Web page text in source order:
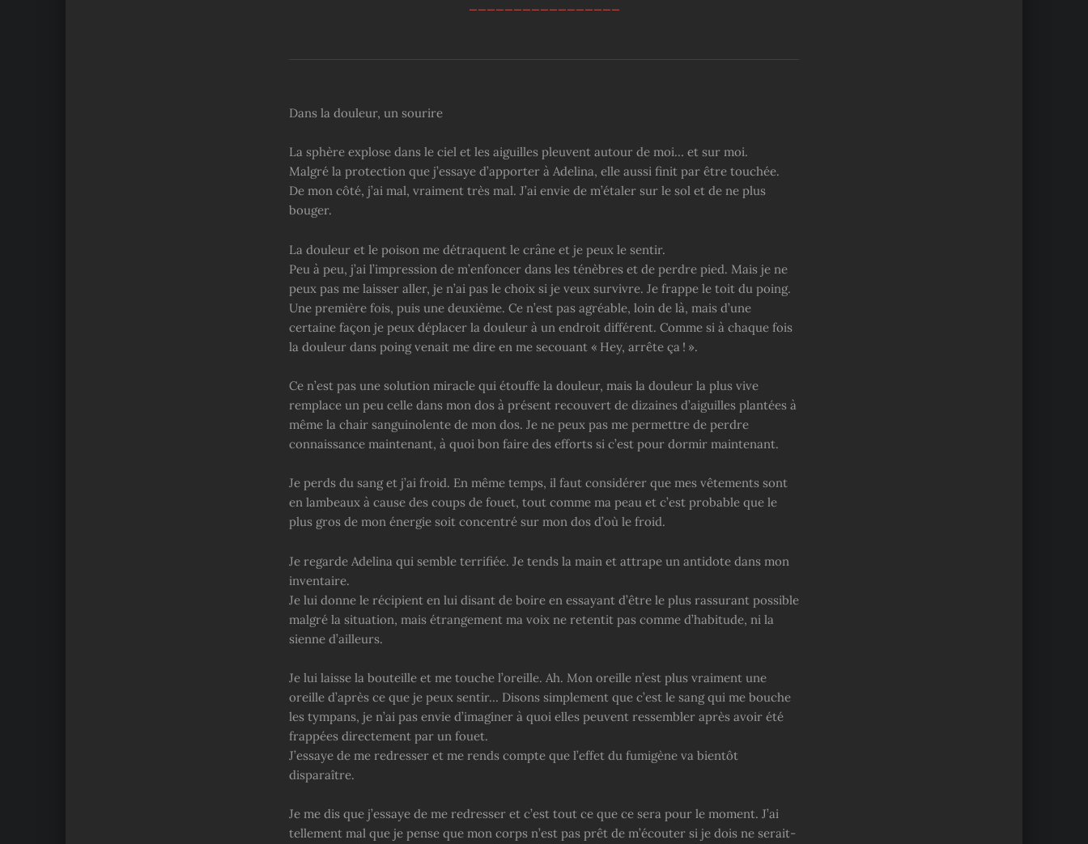
Dans la douleur, un sourire
La sphère explose dans le ciel et les aiguilles pleuvent autour de moi… et sur moi.
Malgré la protection que j’essaye d’apporter à Adelina, elle aussi finit par être touchée.
De mon côté, j’ai mal, vraiment très mal. J’ai envie de m’étaler sur le sol et de ne plus
bouger.
La douleur et le poison me détraquent le crâne et je peux le sentir.
Peu à peu, j’ai l’impression de m’enfoncer dans les ténèbres et de perdre pied. Mais je ne
peux pas me laisser aller, je n’ai pas le choix si je veux survivre. Je frappe le toit du poing.
Une première fois, puis une deuxième. Ce n’est pas agréable, loin de là, mais d’une
certaine façon je peux déplacer la douleur à un endroit différent. Comme si à chaque fois
la douleur dans poing venait me dire en me secouant « Hey, arrête ça ! ».
Ce n’est pas une solution miracle qui étouffe la douleur, mais la douleur la plus vive
remplace un peu celle dans mon dos à présent recouvert de dizaines d’aiguilles plantées à
même la chair sanguinolente de mon dos. Je ne peux pas me permettre de perdre
connaissance maintenant, à quoi bon faire des efforts si c’est pour dormir maintenant.
Je perds du sang et j’ai froid. En même temps, il faut considérer que mes vêtements sont
en lambeaux à cause des coups de fouet, tout comme ma peau et c’est probable que le
plus gros de mon énergie soit concentré sur mon dos d’où le froid.
Je regarde Adelina qui semble terrifiée. Je tends la main et attrape un antidote dans mon
inventaire.
Je lui donne le récipient en lui disant de boire en essayant d’être le plus rassurant possible
malgré la situation, mais étrangement ma voix ne retentit pas comme d’habitude, ni la
sienne d’ailleurs.
Je lui laisse la bouteille et me touche l’oreille. Ah. Mon oreille n’est plus vraiment une
oreille d’après ce que je peux sentir… Disons simplement que c’est le sang qui me bouche
les tympans, je n’ai pas envie d’imaginer à quoi elles peuvent ressembler après avoir été
frappées directement par un fouet.
J’essaye de me redresser et me rends compte que l’effet du fumigène va bientôt
disparaître.
Je me dis que j’essaye de me redresser et c’est tout ce que ce sera pour le moment. J’ai
tellement mal que je pense que mon corps n’est pas prêt de m’écouter si je dois ne serait-